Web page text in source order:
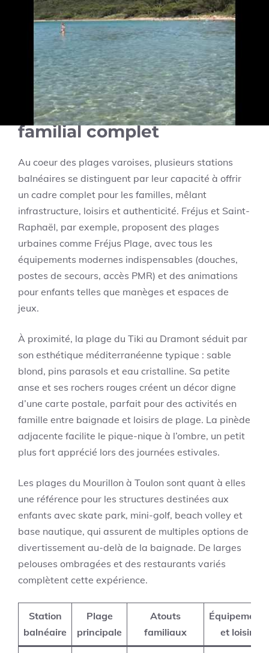
complète et illustrée des calanques exceptionnelles
du territoire.
Les stations balnéaires du
Var : entre tradition et
modernité pour un séjour
familial complet
Au coeur des plages varoises, plusieurs stations
balnéaires se distinguent par leur capacité à offrir
un cadre complet pour les familles, mêlant
infrastructure, loisirs et authenticité. Fréjus et Saint-
Raphaël, par exemple, proposent des plages
urbaines comme Fréjus Plage, avec tous les
équipements modernes indispensables (douches,
postes de secours, accès PMR) et des animations
pour enfants telles que manèges et espaces de
jeux.
À proximité, la plage du Tiki au Dramont séduit par
son esthétique méditerranéenne typique : sable
blond, pins parasols et eau cristalline. Sa petite
anse et ses rochers rouges créent un décor digne
d’une carte postale, parfait pour des activités en
famille entre baignade et loisirs de plage. La pinède
adjacente facilite le pique-nique à l’ombre, un petit
plus fort apprécié lors des journées estivales.
Les plages du Mourillon à Toulon sont quant à elles
une référence pour les structures destinées aux
enfants avec skate park, mini-golf, beach volley et
base nautique, qui assurent de multiples options de
divertissement au-delà de la baignade. De larges
pelouses ombragées et des restaurants variés
complètent cette expérience.
Station
balnéaire
Plage
principale
Atouts
familiaux
Équipements
et loisirs